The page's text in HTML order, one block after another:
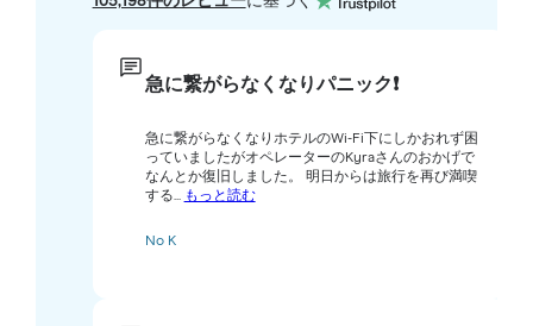
急に繋がらなくなりパニック❗️
急に繋がらなくなりホテルのWi-Fi下にしかおれず困
っていましたがオペレーターのKyraさんのおかげで
なんとか復旧しました。 明日からは旅行を再び満喫
する... もっと読む
No K